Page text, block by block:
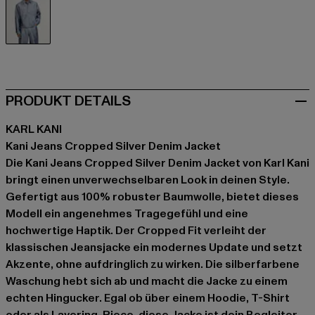
PRODUKT DETAILS
KARL KANI
Kani Jeans Cropped Silver Denim Jacket
Die Kani Jeans Cropped Silver Denim Jacket von Karl Kani
bringt einen unverwechselbaren Look in deinen Style.
Gefertigt aus 100% robuster Baumwolle, bietet dieses
Modell ein angenehmes Tragegefühl und eine
hochwertige Haptik. Der Cropped Fit verleiht der
klassischen Jeansjacke ein modernes Update und setzt
Akzente, ohne aufdringlich zu wirken. Die silberfarbene
Waschung hebt sich ab und macht die Jacke zu einem
echten Hingucker. Egal ob über einem Hoodie, T-Shirt